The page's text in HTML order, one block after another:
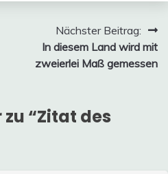
Nächster Beitrag:
In diesem Land wird mit
zweierlei Maß gemessen
“Zitat des